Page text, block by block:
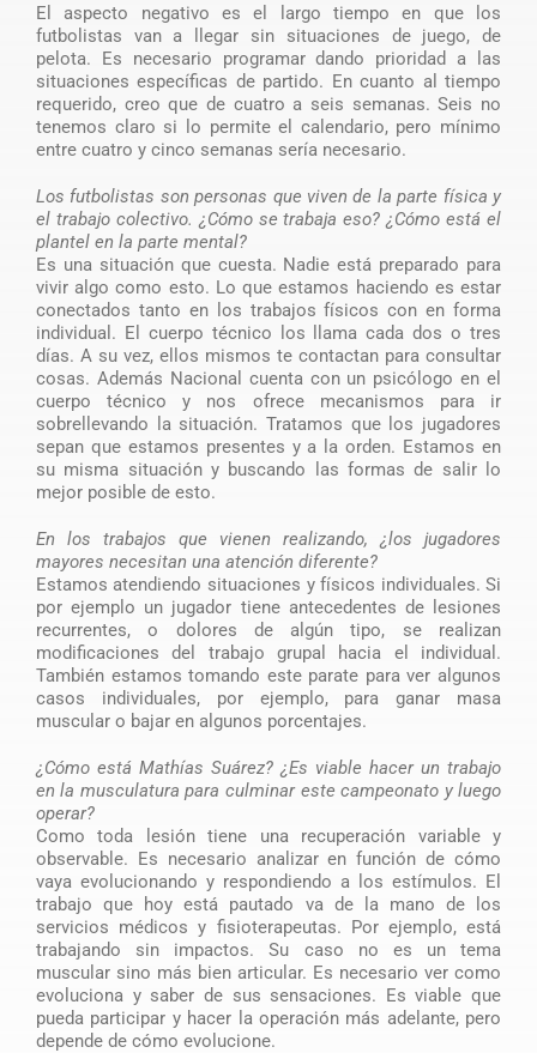
El aspecto negativo es el largo tiempo en que los
futbolistas van a llegar sin situaciones de juego, de
pelota. Es necesario programar dando prioridad a las
situaciones específicas de partido. En cuanto al tiempo
requerido, creo que de cuatro a seis semanas. Seis no
tenemos claro si lo permite el calendario, pero mínimo
entre cuatro y cinco semanas sería necesario.
Los futbolistas son personas que viven de la parte física y
el trabajo colectivo. ¿Cómo se trabaja eso? ¿Cómo está el
plantel en la parte mental?
Es una situación que cuesta. Nadie está preparado para
vivir algo como esto. Lo que estamos haciendo es estar
conectados tanto en los trabajos físicos con en forma
individual. El cuerpo técnico los llama cada dos o tres
días. A su vez, ellos mismos te contactan para consultar
cosas. Además Nacional cuenta con un psicólogo en el
cuerpo técnico y nos ofrece mecanismos para ir
sobrellevando la situación. Tratamos que los jugadores
sepan que estamos presentes y a la orden. Estamos en
su misma situación y buscando las formas de salir lo
mejor posible de esto.
En los trabajos que vienen realizando, ¿los jugadores
mayores necesitan una atención diferente?
Estamos atendiendo situaciones y físicos individuales. Si
por ejemplo un jugador tiene antecedentes de lesiones
recurrentes, o dolores de algún tipo, se realizan
modificaciones del trabajo grupal hacia el individual.
También estamos tomando este parate para ver algunos
casos individuales, por ejemplo, para ganar masa
muscular o bajar en algunos porcentajes.
¿Cómo está Mathías Suárez? ¿Es viable hacer un trabajo
en la musculatura para culminar este campeonato y luego
operar?
Como toda lesión tiene una recuperación variable y
observable. Es necesario analizar en función de cómo
vaya evolucionando y respondiendo a los estímulos. El
trabajo que hoy está pautado va de la mano de los
servicios médicos y fisioterapeutas. Por ejemplo, está
trabajando sin impactos. Su caso no es un tema
muscular sino más bien articular. Es necesario ver como
evoluciona y saber de sus sensaciones. Es viable que
pueda participar y hacer la operación más adelante, pero
depende de cómo evolucione.